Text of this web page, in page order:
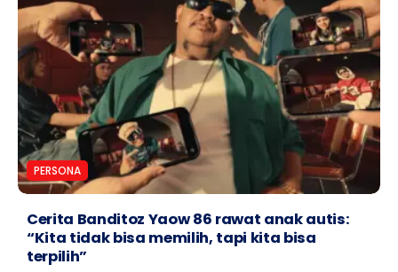
PERSONA
Cerita Banditoz Yaow 86 rawat anak autis:
“Kita tidak bisa memilih, tapi kita bisa
terpilih”